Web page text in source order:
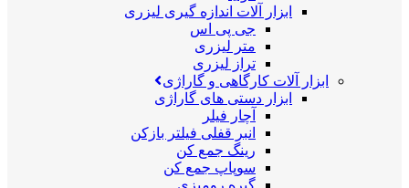
ابزار آلات اندازه گیری لیزری
جی پی اس
متر لیزری
تراز لیزری
ابزار آلات کارگاهی و گاراژی
ابزار دستی های گاراژی
آچار فیلر
انبر قفلی فیلتر بازکن
رینگ جمع کن
سوپاپ جمع کن